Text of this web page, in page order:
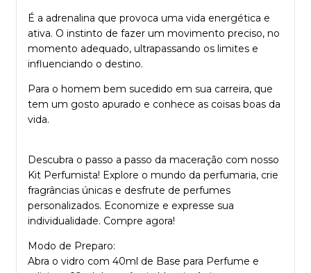
É a adrenalina que provoca uma vida energética e
ativa. O instinto de fazer um movimento preciso, no
momento adequado, ultrapassando os limites e
influenciando o destino.
Para o homem bem sucedido em sua carreira, que
tem um gosto apurado e conhece as coisas boas da
vida.
Descubra o passo a passo da maceração com nosso
Kit Perfumista! Explore o mundo da perfumaria, crie
fragrâncias únicas e desfrute de perfumes
personalizados. Economize e expresse sua
individualidade. Compre agora!
Modo de Preparo:
Abra o vidro com 40ml de Base para Perfume e